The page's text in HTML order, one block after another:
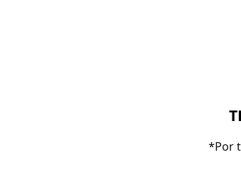
*Por